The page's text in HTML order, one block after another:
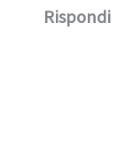
Rispondi